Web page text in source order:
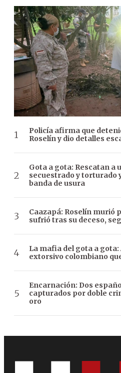
Policía afirma que
Roselín y dio detalles
Gota a gota: Rescatan a
secuestrado y torturado
banda de usura
Caazapá: Roselín murió
sufrió tras su deceso,
La mafia del gota a
extorsivo colombiano
Encarnación: Dos
capturados por doble
oro